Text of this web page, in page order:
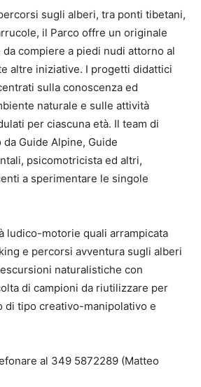
sugli alberi, tra ponti tibetani,
il Parco offre un originale
compiere a piedi nudi attorno al
altre iniziative. I progetti didattici
sulla conoscenza ed
naturale e sulle attività
per ciascuna età. Il team di
Guide Alpine, Guide
psicomotricista ed altri,
a sperimentare le singole
ludico-motorie quali arrampicata
e percorsi avventura sugli alberi
naturalistiche con
di campioni da riutilizzare per
di tipo creativo-manipolativo e
al 349 5872289 (Matteo